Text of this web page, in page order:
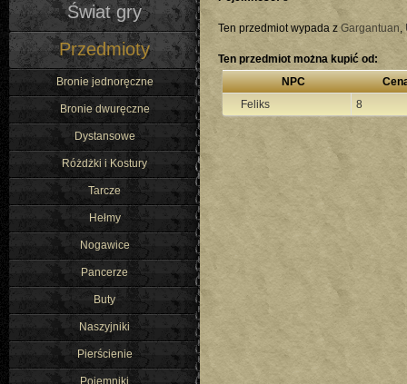
Świat gry
Przedmioty
Bronie jednoręczne
Bronie dwuręczne
Dystansowe
Różdżki i Kostury
Tarcze
Hełmy
Nogawice
Pancerze
Buty
Naszyjniki
Pierścienie
Pojemniki
Ten przedmiot wypada z Gargantuan,
Ten przedmiot można kupić od:
NPC
Feliks
8